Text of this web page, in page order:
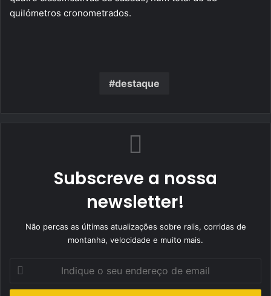
quilómetros cronometrados.
destaque
Subscreve a nossa
newsletter!
Não percas as últimas atualizações sobre ralis, corridas de
montanha, velocidade e muito mais.
seu